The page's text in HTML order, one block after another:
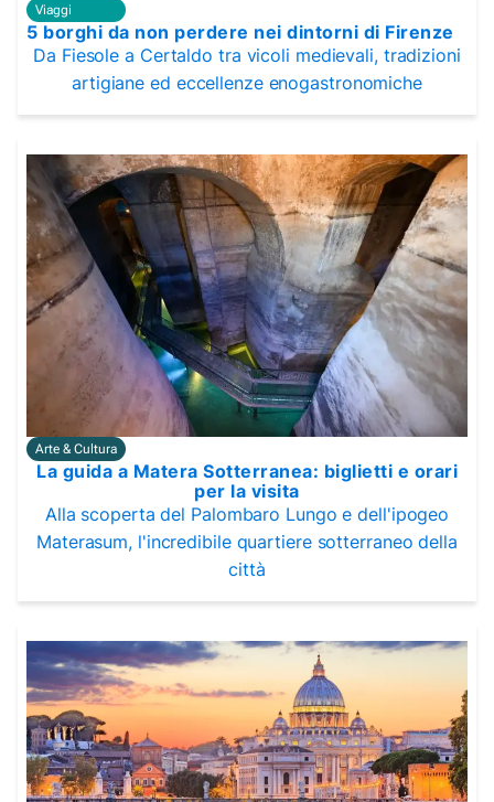
Viaggi
5 borghi da non perdere nei dintorni di Firenze
Da Fiesole a Certaldo tra vicoli medievali, tradizioni
artigiane ed eccellenze enogastronomiche
Arte & Cultura
La guida a Matera Sotterranea: biglietti e orari
per la visita
Alla scoperta del Palombaro Lungo e dell'ipogeo
Materasum, l'incredibile quartiere sotterraneo della
città